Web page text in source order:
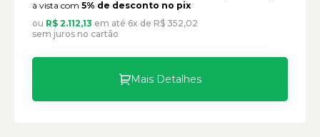
Comprimento:
Largura:
à vista com 5% de desconto no pix
ou R$ 2.112,13 em até 6x de R$ 352,02
sem juros no cartão
Mais Detalhes